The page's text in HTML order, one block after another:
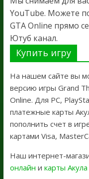
YouTube. Можете
GTA Online прямо
Ютуб канал.
Купить игру
На нашем сайте вы
версию игры Grand
Online. Для PC,
платежные карты
пополнить счет в
картами Visa,
Наш интернет-
онлайн и карты Акула